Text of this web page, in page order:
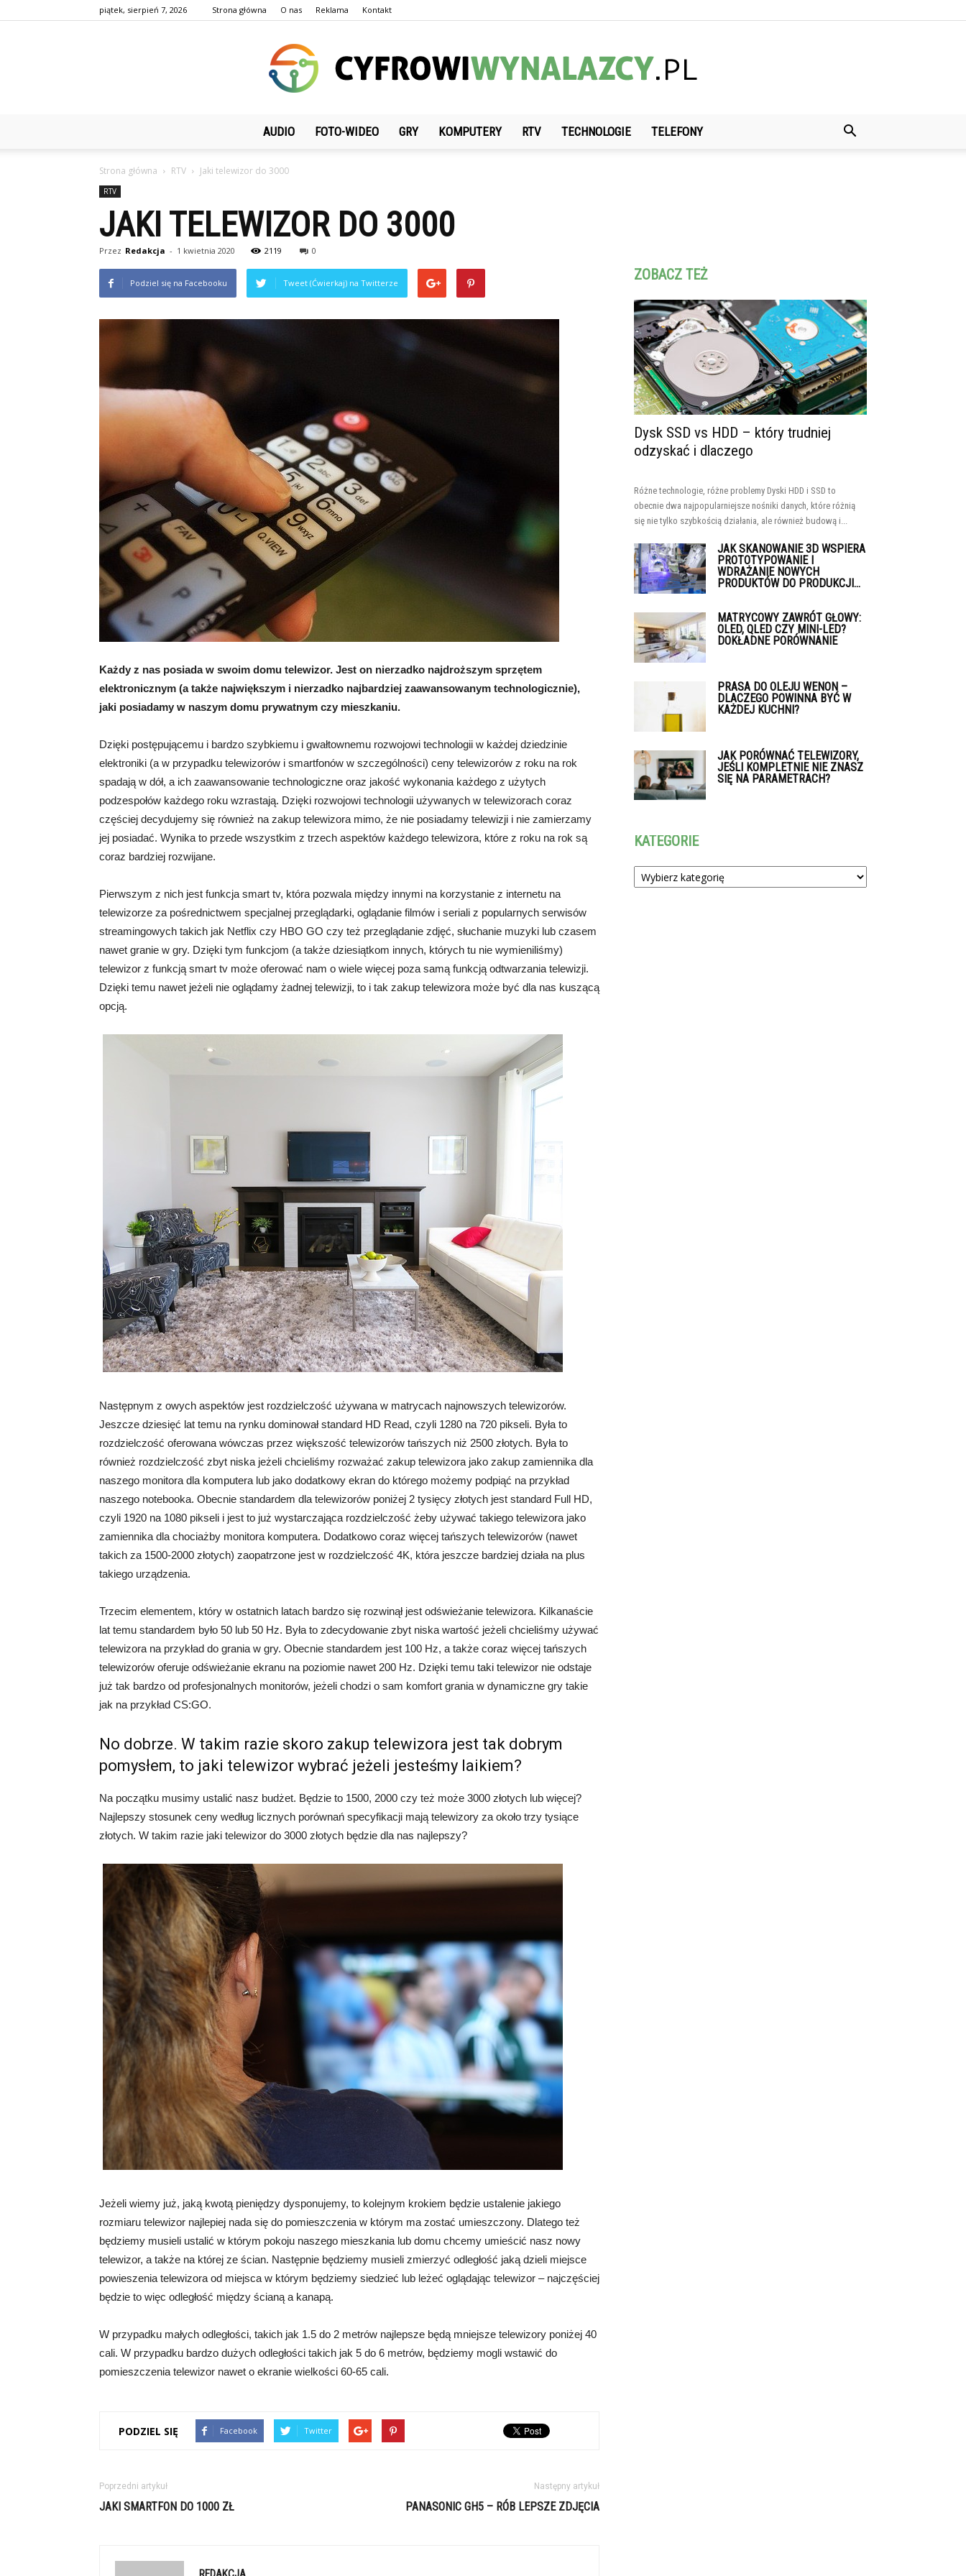
piątek, sierpień 7, 2026 Strona główna O nas Reklama Kontakt
CyfrowiWynalazcy.pl
AUDIO FOTO-WIDEO GRY KOMPUTERY RTV TECHNOLOGIE TELEFONY
Strona główna RTV Jaki telewizor do 3000
RTV
JAKI TELEWIZOR DO 3000
Przez Redakcja - 1 kwietnia 2020 2119 0
Podziel się na Facebooku Tweet (Ćwierkaj) na Twitterze
Każdy z nas posiada w swoim domu telewizor. Jest on nierzadko najdroższym sprzętem
elektronicznym (a także największym i nierzadko najbardziej zaawansowanym technologicznie),
jaki posiadamy w naszym domu prywatnym czy mieszkaniu.
Dzięki postępującemu i bardzo szybkiemu i gwałtownemu rozwojowi technologii w każdej dziedzinie
elektroniki (a w przypadku telewizorów i smartfonów w szczególności) ceny telewizorów z roku na rok
spadają w dół, a ich zaawansowanie technologiczne oraz jakość wykonania każdego z użytych
podzespołów każdego roku wzrastają. Dzięki rozwojowi technologii używanych w telewizorach coraz
częściej decydujemy się również na zakup telewizora mimo, że nie posiadamy telewizji i nie zamierzamy
jej posiadać. Wynika to przede wszystkim z trzech aspektów każdego telewizora, które z roku na rok są
coraz bardziej rozwijane.
Pierwszym z nich jest funkcja smart tv, która pozwala między innymi na korzystanie z internetu na
telewizorze za pośrednictwem specjalnej przeglądarki, oglądanie filmów i seriali z popularnych serwisów
streamingowych takich jak Netflix czy HBO GO czy też przeglądanie zdjęć, słuchanie muzyki lub czasem
nawet granie w gry. Dzięki tym funkcjom (a także dziesiątkom innych, których tu nie wymieniliśmy)
telewizor z funkcją smart tv może oferować nam o wiele więcej poza samą funkcją odtwarzania telewizji.
Dzięki temu nawet jeżeli nie oglądamy żadnej telewizji, to i tak zakup telewizora może być dla nas kuszącą
opcją.
Następnym z owych aspektów jest rozdzielczość używana w matrycach najnowszych telewizorów.
Jeszcze dziesięć lat temu na rynku dominował standard HD Read, czyli 1280 na 720 pikseli. Była to
rozdzielczość oferowana wówczas przez większość telewizorów tańszych niż 2500 złotych. Była to
również rozdzielczość zbyt niska jeżeli chcieliśmy rozważać zakup telewizora jako zakup zamiennika dla
naszego monitora dla komputera lub jako dodatkowy ekran do którego możemy podpiąć na przykład
naszego notebooka. Obecnie standardem dla telewizorów poniżej 2 tysięcy złotych jest standard Full HD,
czyli 1920 na 1080 pikseli i jest to już wystarczająca rozdzielczość żeby używać takiego telewizora jako
zamiennika dla chociażby monitora komputera. Dodatkowo coraz więcej tańszych telewizorów (nawet
takich za 1500-2000 złotych) zaopatrzone jest w rozdzielczość 4K, która jeszcze bardziej działa na plus
takiego urządzenia.
Trzecim elementem, który w ostatnich latach bardzo się rozwinął jest odświeżanie telewizora. Kilkanaście
lat temu standardem było 50 lub 50 Hz. Była to zdecydowanie zbyt niska wartość jeżeli chcieliśmy używać
telewizora na przykład do grania w gry. Obecnie standardem jest 100 Hz, a także coraz więcej tańszych
telewizorów oferuje odświeżanie ekranu na poziomie nawet 200 Hz. Dzięki temu taki telewizor nie odstaje
już tak bardzo od profesjonalnych monitorów, jeżeli chodzi o sam komfort grania w dynamiczne gry takie
jak na przykład CS:GO.
No dobrze. W takim razie skoro zakup telewizora jest tak dobrym
pomysłem, to jaki telewizor wybrać jeżeli jesteśmy laikiem?
Na początku musimy ustalić nasz budżet. Będzie to 1500, 2000 czy też może 3000 złotych lub więcej?
Najlepszy stosunek ceny według licznych porównań specyfikacji mają telewizory za około trzy tysiące
złotych. W takim razie jaki telewizor do 3000 złotych będzie dla nas najlepszy?
Jeżeli wiemy już, jaką kwotą pieniędzy dysponujemy, to kolejnym krokiem będzie ustalenie jakiego
rozmiaru telewizor najlepiej nada się do pomieszczenia w którym ma zostać umieszczony. Dlatego też
będziemy musieli ustalić w którym pokoju naszego mieszkania lub domu chcemy umieścić nasz nowy
telewizor, a także na której ze ścian. Następnie będziemy musieli zmierzyć odległość jaką dzieli miejsce
powieszenia telewizora od miejsca w którym będziemy siedzieć lub leżeć oglądając telewizor – najczęściej
będzie to więc odległość między ścianą a kanapą.
W przypadku małych odległości, takich jak 1.5 do 2 metrów najlepsze będą mniejsze telewizory poniżej 40
cali. W przypadku bardzo dużych odległości takich jak 5 do 6 metrów, będziemy mogli wstawić do
pomieszczenia telewizor nawet o ekranie wielkości 60-65 cali.
PODZIEL SIĘ Facebook Twitter
Poprzedni artykuł
JAKI SMARTFON DO 1000 ZŁ
Następny artykuł
PANASONIC GH5 – RÓB LEPSZE ZDJĘCIA
ZOBACZ TEŻ
Dysk SSD vs HDD – który trudniej
odzyskać i dlaczego
Różne technologie, różne problemy Dyski HDD i SSD to
obecnie dwa najpopularniejsze nośniki danych, które różnią
się nie tylko szybkością działania, ale również budową i...
JAK SKANOWANIE 3D WSPIERA
PROTOTYPOWANIE I
WDRAŻANIE NOWYCH
PRODUKTÓW DO PRODUKCJI...
MATRYCOWY ZAWRÓT GŁOWY:
OLED, QLED CZY MINI-LED?
DOKŁADNE PORÓWNANIE
PRASA DO OLEJU WENON –
DLACZEGO POWINNA BYĆ W
KAŻDEJ KUCHNI?
JAK PORÓWNAĆ TELEWIZORY,
JEŚLI KOMPLETNIE NIE ZNASZ
SIĘ NA PARAMETRACH?
KATEGORIE
Kategorie